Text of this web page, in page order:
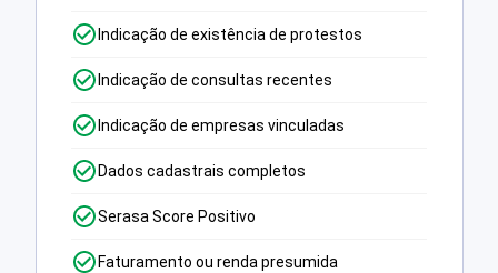
Indicação de existência de protestos
Indicação de consultas recentes
Indicação de empresas vinculadas
Dados cadastrais completos
Serasa Score Positivo
Faturamento ou renda presumida